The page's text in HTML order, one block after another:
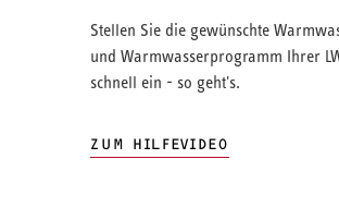
Stellen Sie die gewünschte
und Warmwasserprogramm Ihrer
schnell ein - so geht's.
ZUM HILFEVIDEO